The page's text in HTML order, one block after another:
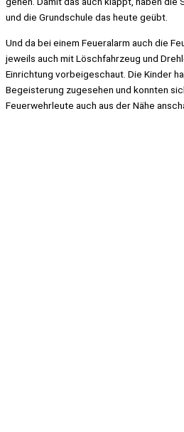
und die Grundschule das heute geübt.
Und da bei einem Feueralarm auch die
jeweils auch mit Löschfahrzeug und
Einrichtung vorbeigeschaut. Die Kinder
Begeisterung zugesehen und konnten
Feuerwehrleute auch aus der Nähe